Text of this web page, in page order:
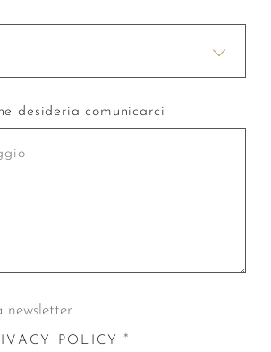
desideria comunicarci
newsletter
POLICY *